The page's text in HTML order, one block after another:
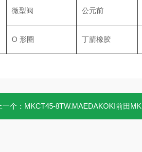
微型阀 公元前
O 形圈 丁腈橡胶
一个： MKCT45-8TW.MAEDAKOKI前田MKCT45-8TW流量信号计